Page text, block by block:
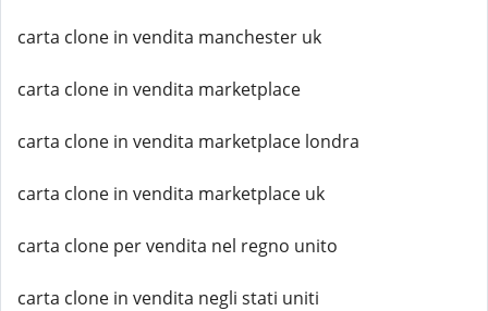
carta clone in vendita manchester uk
carta clone in vendita marketplace
carta clone in vendita marketplace londra
carta clone in vendita marketplace uk
carta clone per vendita nel regno unito
carta clone in vendita negli stati uniti